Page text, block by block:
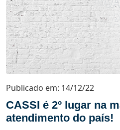
Publicado em: 14/12/22
CASSI é 2º lugar na
atendimento do país!